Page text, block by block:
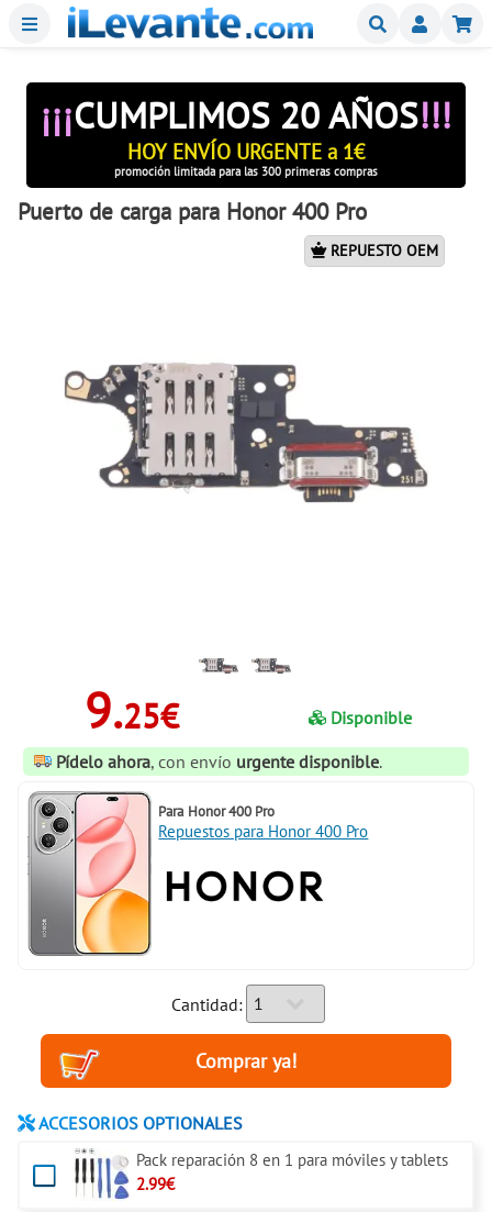
Menu Buscar
¡¡¡CUMPLIMOS 20 AÑOS!!!
HOY ENVÍO URGENTE a 1€
promoción limitada para las 300 primeras compras
Puerto de carga para Honor 400 Pro
REPUESTO OEM
9.25€
Disponible
Pídelo ahora, con envío urgente disponible.
Para Honor 400 Pro
Repuestos para Honor 400 Pro
Cantidad:
ACCESORIOS OPTIONALES
Pack reparación 8 en 1 para móviles y tablets
2.99€